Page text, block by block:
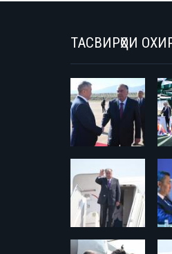
ТАСВИРҲОИ